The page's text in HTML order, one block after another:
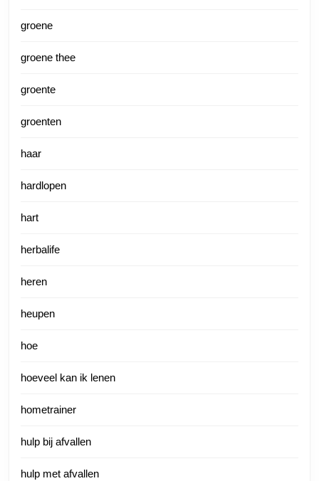
groene
groene thee
groente
groenten
haar
hardlopen
hart
herbalife
heren
heupen
hoe
hoeveel kan ik lenen
hometrainer
hulp bij afvallen
hulp met afvallen